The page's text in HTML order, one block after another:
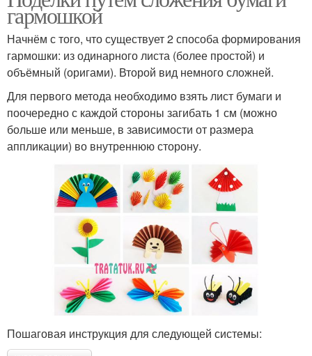
гармошкой
Начнём с того, что существует 2 способа формирования
гармошки: из одинарного листа (более простой) и
объёмный (оригами). Второй вид немного сложней.
Для первого метода необходимо взять лист бумаги и
поочередно с каждой стороны загибать 1 см (можно
больше или меньше, в зависимости от размера
аппликации) во внутреннюю сторону.
Пошаговая инструкция для следующей системы: